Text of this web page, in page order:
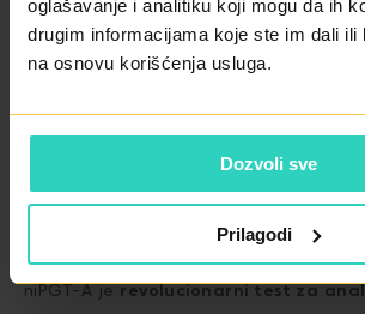
oglašavanje i analitiku koji mogu da ih
drugim informacijama koje ste im dali ili
na osnovu korišćenja usluga.
Dozvoli sve
Prilagodi
Ovaj test može se raditisamo jednom
niPGT-A: Neinvazivno
niPGT-A jerevolucionarni test za